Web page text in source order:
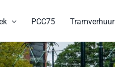
PCC75 Tramverhuur